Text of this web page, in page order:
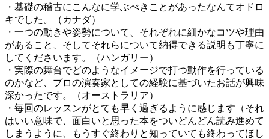
・基礎の稽古にこんなに学ぶべきことがあったなんてオドロ
キでした。（カナダ）
・一つの動きや姿勢について、それぞれに細かなコツや理由
があること、そしてそれらについて納得できる説明も丁寧に
してくださいます。（ハンガリー）
・実際の舞台でどのようなイメージで打つ動作を行っている
のかなど、プロの演奏家としての経験に基づいたお話が興味
深かったです。（オーストラリア）
・毎回のレッスンがとても早く過ぎるように感じます（それ
はいい意味で、面白いと思った本をついどんどん読み進めて
しまうように、もうすぐ終わりと知っていても終わってほし